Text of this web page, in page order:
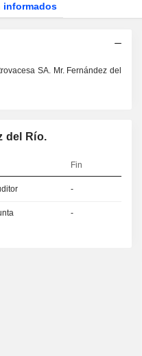
informados
SA. Mr. Fernández del
del Río.
Fin
-
-